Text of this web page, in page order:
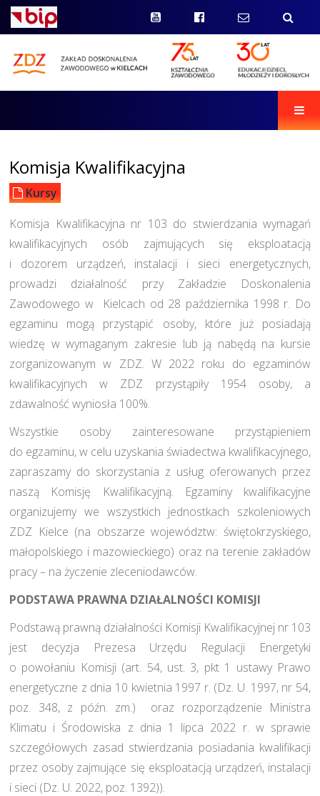
Komisja Kwalifikacyjna
Kursy
Komisja Kwalifikacyjna nr 103 do stwierdzania wymagań
kwalifikacyjnych osób zajmujących się eksploatacją
i dozorem urządzeń, instalacji i sieci energetycznych,
prowadzi działalność przy Zakładzie Doskonalenia
Zawodowego w Kielcach od 28 października 1998 r. Do
egzaminu mogą przystąpić osoby, które już posiadają
wiedzę w wymaganym zakresie lub ją nabędą na kursie
zorganizowanym w ZDZ. W 2022 roku do egzaminów
kwalifikacyjnych w ZDZ przystąpiły 1954 osoby, a
zdawalność wyniosła 100%.
Wszystkie osoby zainteresowane przystąpieniem
do egzaminu, w celu uzyskania świadectwa kwalifikacyjnego,
zapraszamy do skorzystania z usług oferowanych przez
naszą Komisję Kwalifikacyjną. Egzaminy kwalifikacyjne
organizujemy we wszystkich jednostkach szkoleniowych
ZDZ Kielce (na obszarze województw: świętokrzyskiego,
małopolskiego i mazowieckiego) oraz na terenie zakładów
pracy – na życzenie zleceniodawców.
PODSTAWA PRAWNA DZIAŁALNOŚCI KOMISJI
Podstawą prawną działalności Komisji Kwalifikacyjnej nr 103
jest decyzja Prezesa Urzędu Regulacji Energetyki
o powołaniu Komisji (art. 54, ust. 3, pkt 1 ustawy Prawo
energetyczne z dnia 10 kwietnia 1997 r. (Dz. U. 1997, nr 54,
poz. 348, z późn. zm.) oraz rozporządzenie Ministra
Klimatu i Środowiska z dnia 1 lipca 2022 r. w sprawie
szczegółowych zasad stwierdzania posiadania kwalifikacji
przez osoby zajmujące się eksploatacją urządzeń, instalacji
i sieci (Dz. U. 2022, poz. 1392)).